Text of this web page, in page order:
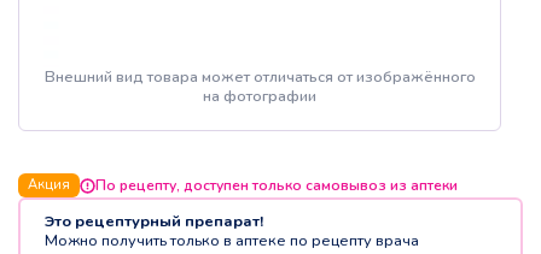
Внешний вид товара может отличаться от изображённого
на фотографии
Акция По рецепту, доступен только самовывоз из аптеки
Это рецептурный препарат!
Можно получить только в аптеке по рецепту врача